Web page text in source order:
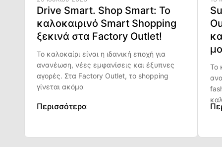
Drive Smart. Shop Smart: Το
καλοκαιρινό Smart Shopping
ξεκινά στα Factory Outlet!
Το καλοκαίρι είναι η ιδανική εποχή για
ανανέωση, νέες εμφανίσεις και έξυπνες
αγορές. Στα Factory Outlet, το shopping
γίνεται ακόμα
Περισσότερα
Το